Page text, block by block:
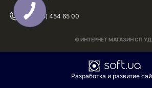
+38 (075) 454 65 00
© ИНТЕРНЕТ МАГАЗИН СП
Разработка и развитие